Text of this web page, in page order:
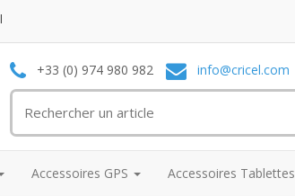
+33 (0) 974 980 982 info@cricel.com
Accessoires GPS Accessoires Tablettes